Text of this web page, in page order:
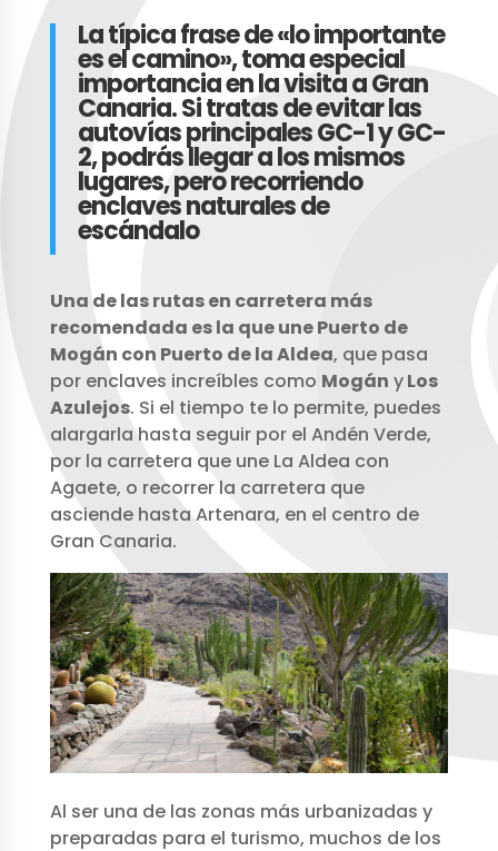
La típica frase de «lo importante
es el camino», toma especial
importancia en la visita a Gran
Canaria. Si tratas de evitar las
autovías principales GC-1 y GC-
2, podrás llegar a los mismos
lugares, pero recorriendo
enclaves naturales de
escándalo
Una de las rutas en carretera más
recomendada es la que une Puerto de
Mogán con Puerto de la Aldea, que pasa
por enclaves increíbles como Mogán yLos
Azulejos. Si el tiempo te lo permite, puedes
alargarla hasta seguir por el Andén Verde,
por la carretera que une La Aldea con
Agaete, o recorrer la carretera que
asciende hasta Artenara, en el centro de
Gran Canaria.
Al ser una de las zonas más urbanizadas y
preparadas para el turismo, muchos de los